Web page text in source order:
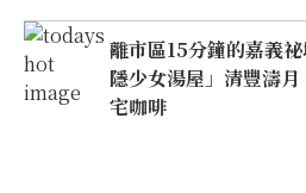
離市區15分鐘的嘉義
隱少女湯屋」清豐濤
宅咖啡